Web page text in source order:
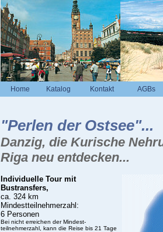
Home Katalog Kontakt AGBs
"Perlen der Ostsee"...
Danzig, die Kurische
Riga neu entdecken...
Individuelle Tour mit
Bustransfers,
ca. 324 km
Mindestteilnehmerzahl:
6 Personen
Bei nicht erreichen der Mindest-
teilnehmerzahl, kann die Reise bis 21 Tage